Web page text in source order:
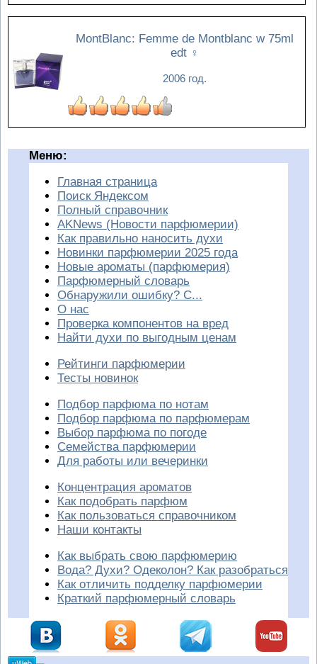
MontBlanc: Femme de Montblanc w 75ml
edt ♀
2006 год.
Меню:
Главная страница
Поиск Яндексом
Полный справочник
AKNews (Новости парфюмерии)
Как правильно наносить духи
Новинки парфюмерии 2025 года
Новые ароматы (парфюмерия)
Парфюмерный словарь
Обнаружили ошибку? С...
О нас
Проверка компонентов на вред
Найти духи по выгодным ценам
Рейтинги парфюмерии
Тесты новинок
Подбор парфюма по нотам
Подбор парфюма по парфюмерам
Выбор парфюма по погоде
Семейства парфюмерии
Для работы или вечеринки
Концентрация ароматов
Как подобрать парфюм
Как пользоваться справочником
Наши контакты
Как выбрать свою парфюмерию
Вода? Духи? Одеколон? Как разобраться
Как отличить подделку парфюмерии
Краткий парфюмерный словарь